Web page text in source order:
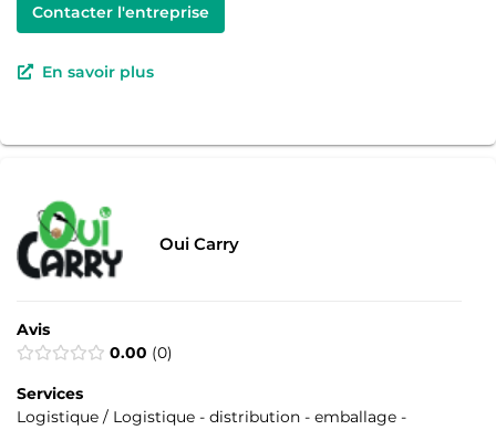
Contacter l'entreprise
En savoir plus
Oui Carry
Avis
0.00 0
Services
Logistique / Logistique - distribution - emballage -